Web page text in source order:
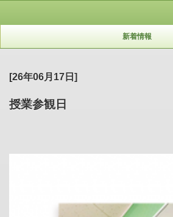
新着情報
[26年06月17日]
授業参観日